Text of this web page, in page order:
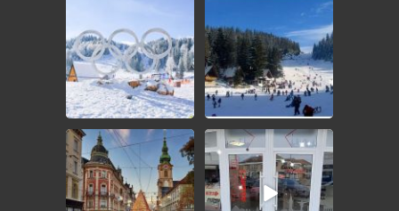
❄️JEDNODNEVNI IZLET❄️
...
❄️JEDNODNEVNI IZLET❄️
...
🎄ADVENT GRAC🎄
💵 49KM
POŠTOVANI...
🎁 GIVEAWAY - ADVENT BEČ
Nagradno...